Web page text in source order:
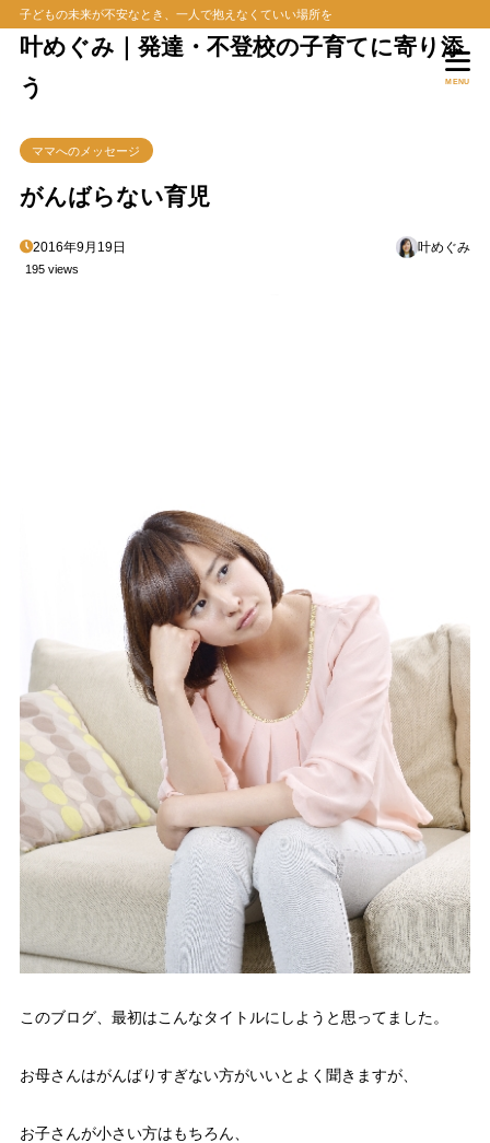
子どもの未来が不安なとき、一人で抱えなくていい場所を
叶めぐみ｜発達・不登校の子育てに寄り添
う
MENU
ママへのメッセージ
がんばらない育児
2016年9月19日 叶めぐみ
195 views
このブログ、最初はこんなタイトルにしようと思ってました。
お母さんはがんばりすぎない方がいいとよく聞きますが、
お子さんが小さい方はもちろん、